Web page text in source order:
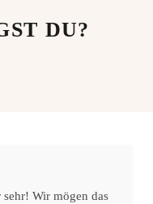
DU?
Wir mögen das